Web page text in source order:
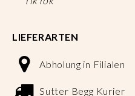
LIEFERARTEN
Abholung in Filialen
Sutter Begg Kurier